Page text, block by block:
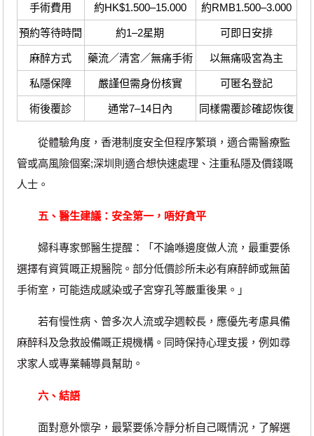
手術費用 約HK$1.500–15.000 約RMB1.500–3.000
預約等待時間 約1–2星期 可即日安排
麻醉方式 藥流／清宮／無痛手術 以無痛吸宮為主
私隱保障 嚴謹但需身份核實 可匿名登記
術後覆診 通常7–14日內 同樣需覆診確認恢復
從體驗角度，香港制度安全但程序繁瑣，適合需醫療監
管或高風險個案;深圳則適合想快速處理、注重私隱及價錢嘅
人士。
五、醫生建議：安全第一，唔好貪平
婦科專家鄧醫生提醒：「不論喺邊度做人流，最重要係
選擇有資質嘅正規醫院。部分低價診所未必有麻醉師或無菌
手術室，可能造成感染或子宮穿孔等嚴重後果。」
若有慢性病、曾多次人流或孕週較長，應優先考慮具備
麻醉科及急救設備嘅正規機構。同時保持心理支援，例如尋
求家人或專業輔導員幫助。
六、結語
面對意外懷孕，最緊要係冷靜分析自己嘅情況，了解選